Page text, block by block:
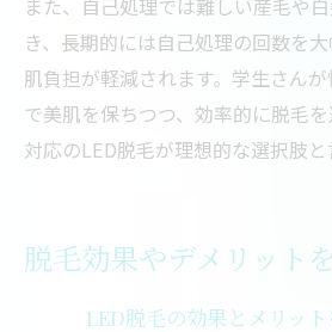
また、自己処理では難しい産毛や
き、長期的には自己処理の回数を大
肌負担が軽減されます。学生さん
で美肌を保ちつつ、効率的に脱毛
対応のLED脱毛が理想的な選択肢と
脱毛効果やデメリット
LED脱毛の効果とメリッ